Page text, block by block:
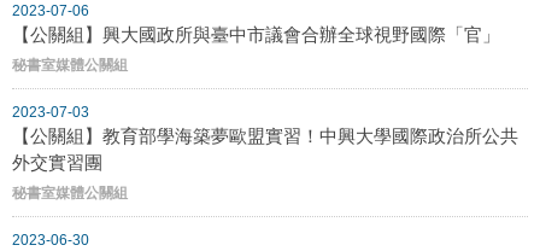
2023-07-06
【公關組】興大國政所與臺中市議會合辦全球視野國際「官」
秘書室媒體公關組
2023-07-03
【公關組】教育部學海築夢歐盟實習！中興大學國際政治所公共
外交實習團
秘書室媒體公關組
2023-06-30